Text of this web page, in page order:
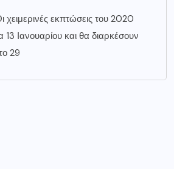
εκπτώσεις του 2020
13 Ιανουαρίου και θα διαρκέσουν
29